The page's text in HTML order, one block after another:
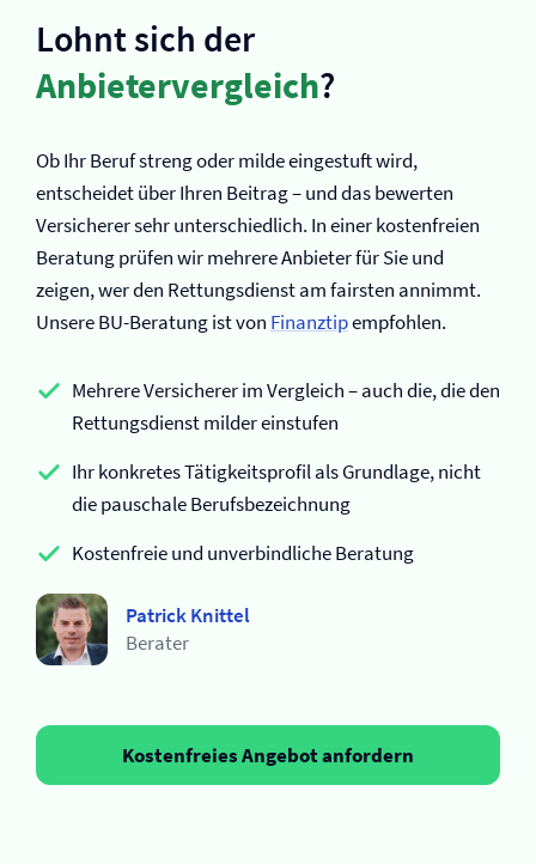
Lohnt sich der
Anbietervergleich?
Ob Ihr Beruf streng oder milde eingestuft wird,
entscheidet über Ihren Beitrag – und das bewerten
Versicherer sehr unterschiedlich. In einer kostenfreien
Beratung prüfen wir mehrere Anbieter für Sie und
zeigen, wer den Rettungsdienst am fairsten annimmt.
Unsere BU-Beratung ist von Finanztipempfohlen.
Mehrere Versicherer im Vergleich – auch die, die den
Rettungsdienst milder einstufen
Ihr konkretes Tätigkeitsprofil als Grundlage, nicht
die pauschale Berufsbezeichnung
Kostenfreie und unverbindliche Beratung
Patrick Knittel
Berater
Kostenfreies Angebot anfordern